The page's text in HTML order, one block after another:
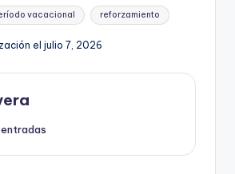
vacacional reforzamiento
el julio 7, 2026